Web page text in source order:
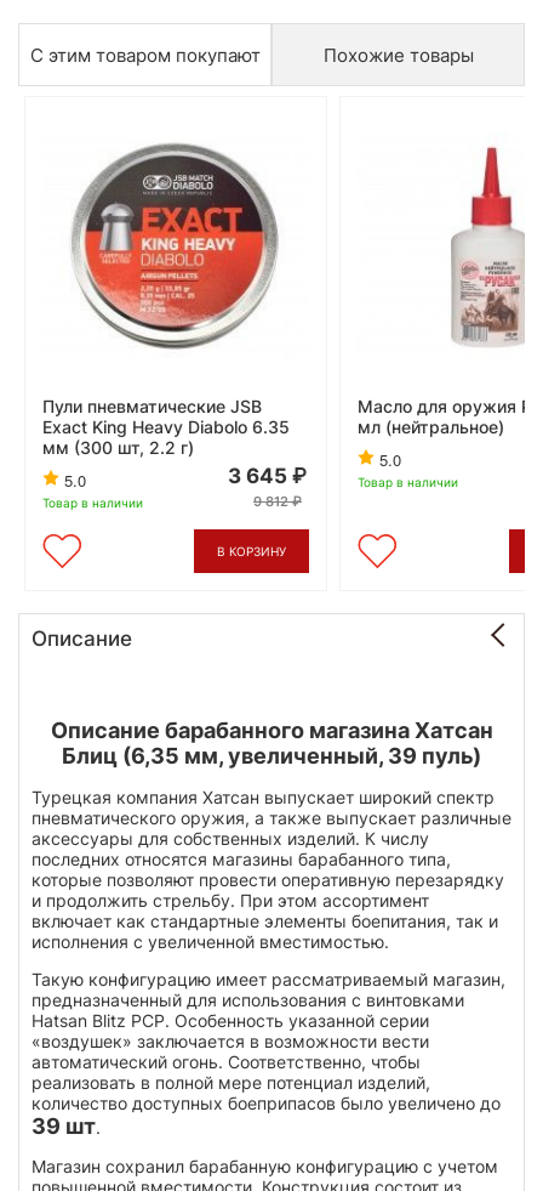
С этим товаром покупают Похожие товары
Пули пневматические JSB
Exact King Heavy Diabolo 6.35
мм (300 шт, 2.2 г)
5.0
Товар в наличии
3 645
9 812
В КОРЗИНУ
Масло для оружия
мл (нейтральное)
5.0
Товар в наличии
Описание
Описание барабанного магазина Хатсан
Блиц (6,35 мм, увеличенный, 39 пуль)
Турецкая компания Хатсан выпускает широкий спектр
пневматического оружия, а также выпускает различные
аксессуары для собственных изделий. К числу
последних относятся магазины барабанного типа,
которые позволяют провести оперативную перезарядку
и продолжить стрельбу. При этом ассортимент
включает как стандартные элементы боепитания, так и
исполнения с увеличенной вместимостью.
Такую конфигурацию имеет рассматриваемый магазин,
предназначенный для использования с винтовками
Hatsan Blitz PCP. Особенность указанной серии
«воздушек» заключается в возможности вести
автоматический огонь. Соответственно, чтобы
реализовать в полной мере потенциал изделий,
количество доступных боеприпасов было увеличено до
39 шт.
Магазин сохранил барабанную конфигурацию с учетом
повышенной вместимости. Конструкция состоит из